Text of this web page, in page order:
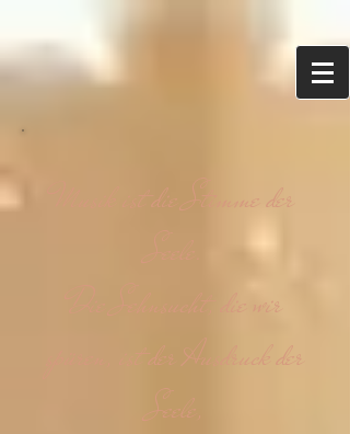
Musik ist die Stimme der
Die Sehnsucht, die wir
spüren, ist der Ausdruck der
Seele,